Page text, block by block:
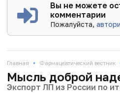
Вы не можете
комментарии
Пожалуйста,
Главная • Фармацевтический вестник
Мысль доброй
Экспорт ЛП из России по